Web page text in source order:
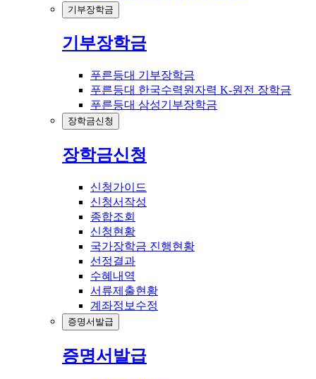
기부장학금
기부장학금
푸른등대 기부장학금
푸른등대 한국수력원자력 K-원전 장학금
푸른등대 삼성기부장학금
장학금신청
장학금신청
신청가이드
신청서작성
종합조회
신청현황
국가장학금 진행현황
선정결과
수혜내역
서류제출현황
계좌정보수정
증명서발급
증명서발급